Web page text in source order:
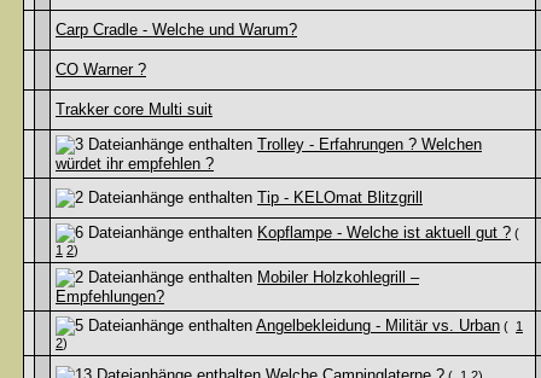
Carp Cradle - Welche und Warum?
CO Warner ?
Trakker core Multi suit
Trolley - Erfahrungen ? Welchen
würdet ihr empfehlen ?
Tip - KELOmat Blitzgrill
Kopflampe - Welche ist aktuell gut ? (
1 2)
Mobiler Holzkohlegrill –
Empfehlungen?
Angelbekleidung - Militär vs. Urban ( 1
2)